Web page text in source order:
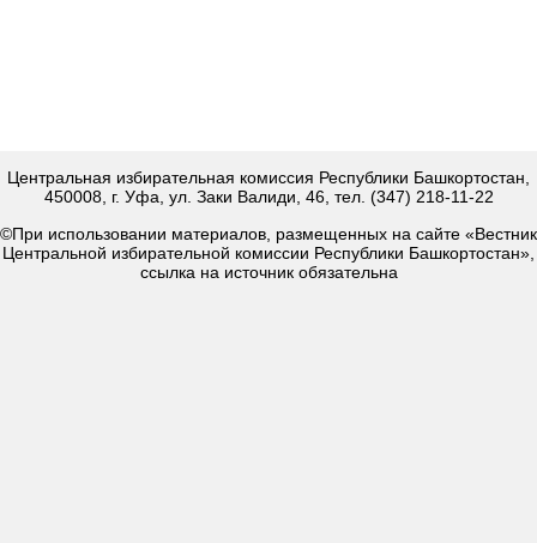
Центральная избирательная комиссия Республики Башкортостан,
450008, г. Уфа, ул. Заки Валиди, 46, тел. (347) 218-11-22
©При использовании материалов, размещенных на сайте «Вестник
Центральной избирательной комиссии Республики Башкортостан»,
ссылка на источник обязательна